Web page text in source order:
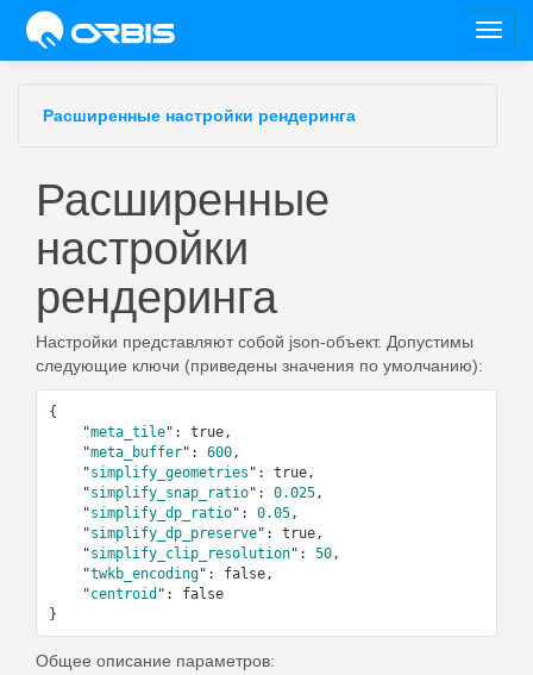
Расширенные настройки рендеринга
Расширенные
настройки
рендеринга
Настройки представляют собой json-объект. Допустимы
следующие ключи (приведены значения по умолчанию):
{
    "
meta_tile": true,
    "
meta_buffer": 600,
    "
simplify_geometries ": true,
    "
simplify_snap_ratio": 0.025,
    "
simplify_dp_ratio": 0.05,
    "
simplify_dp_preserve": true,
    "
simplify_clip_resolution": 50,
    "
twkb_encoding": false,
    "
centroid ":
false
Общее описание параметров: